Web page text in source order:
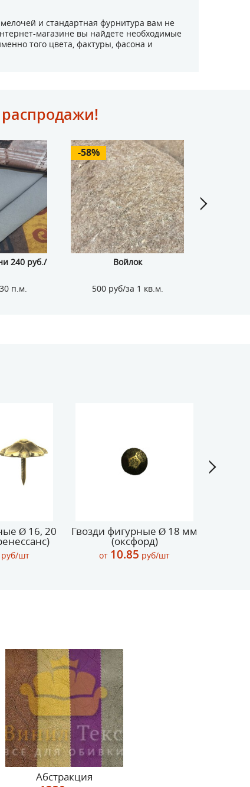
и стандартная фурнитура вам не
магазине вы найдете необходимые
того цвета, фактуры, фасона и
240 руб./
п.м.
-58%
Войлок
500 руб/за 1 кв.м.
Ø 16, 20
руб/шт
Гвозди фигурные Ø 18 мм
(оксфорд)
от 10.85 руб/шт
Абстракция